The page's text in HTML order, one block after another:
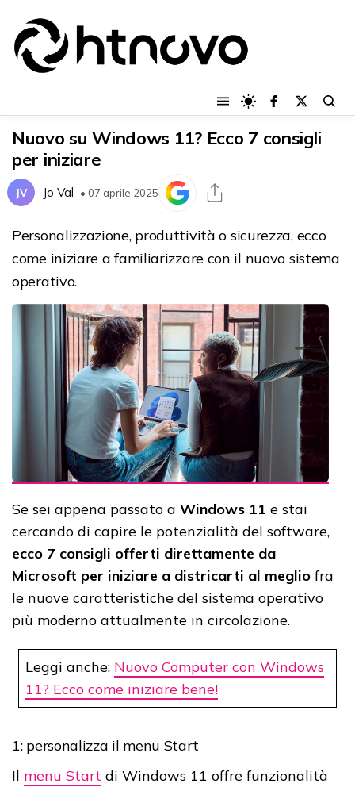
Nuovo su Windows 11? Ecco 7 consigli
per iniziare
JV Jo Val • 07 aprile 2025
Personalizzazione, produttività o sicurezza, ecco
come iniziare a familiarizzare con il nuovo sistema
operativo.
Se sei appena passato a Windows 11 e stai
cercando di capire le potenzialità del software,
ecco 7 consigli offerti direttamente da
Microsoft per iniziare a districarti al megliofra
le nuove caratteristiche del sistema operativo
più moderno attualmente in circolazione.
Leggi anche: Nuovo Computer con Windows
11? Ecco come iniziare bene!
1: personalizza il menu Start
Il menu Start di Windows 11 offre funzionalità